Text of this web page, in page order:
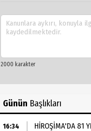
Günün Başlıkları
16:34 HİROŞİMA'DA 81